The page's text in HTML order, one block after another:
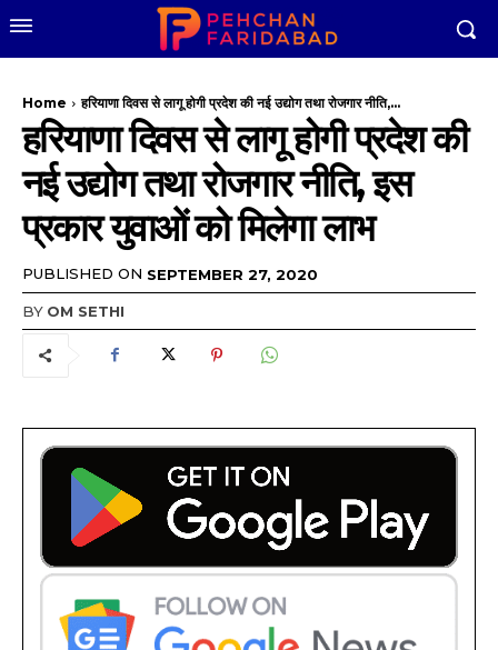
Home हरियाणा दिवस से लागू होगी प्रदेश की नई उद्योग तथा रोजगार नीति,...
हरियाणा दिवस से लागू होगी प्रदेश की
नई उद्योग तथा रोजगार नीति, इस
प्रकार युवाओं को मिलेगा लाभ
PUBLISHED ON SEPTEMBER 27, 2020
BY OM SETHI